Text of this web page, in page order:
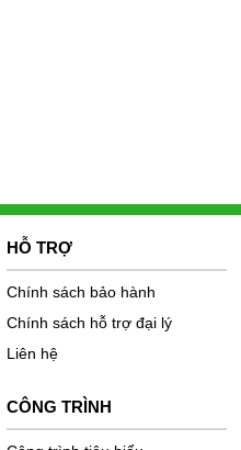
HỖ TRỢ
Chính sách bảo hành
Chính sách hỗ trợ đại lý
Liên hệ
CÔNG TRÌNH